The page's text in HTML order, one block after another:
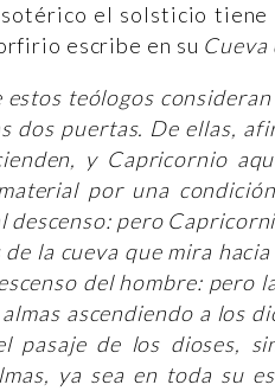
el solsticio
escribe en su Cueva
estos teólogos
dos puertas. De ellas,
y Capricornio
por una
descenso: pero
de la cueva que mira
del hombre: pero
ascendiendo a los
pasaje de los dioses,
ya sea en toda su